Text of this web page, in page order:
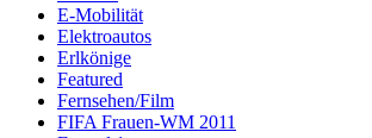
E-Mobilität
Elektroautos
Erlkönige
Featured
Fernsehen/Film
FIFA Frauen-WM 2011